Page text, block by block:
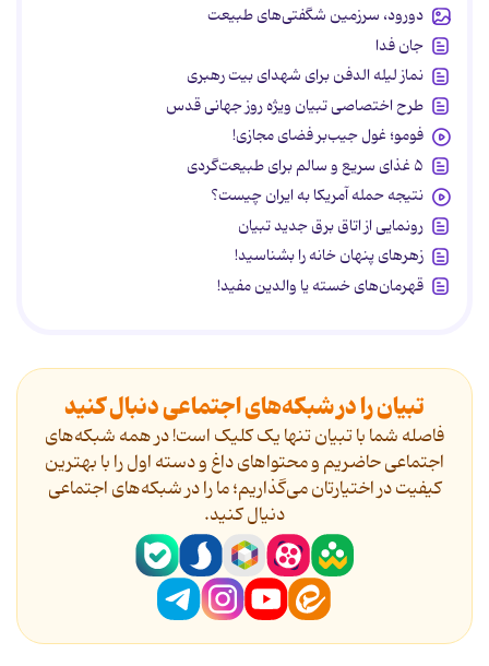
دورود، سرزمین شگفتی‌های طبیعت
جان فدا
نماز لیله الدفن برای شهدای بیت رهبری
طرح اختصاصی تبیان ویژه روز جهانی قدس
فومو؛ غول جیب‌بر فضای مجازی!
۵ غذای سریع و سالم برای طبیعت‌گردی
نتیجه حمله آمریکا به ایران چیست؟
رونمایی از اتاق برق جدید تبیان
زهرهای پنهان خانه را بشناسید!
قهرمان‌های خسته یا والدین مفید!
تبیان را در شبکه‌های اجتماعی دنبال کنید
فاصله شما با تبیان تنها یک کلیک است! در همه شبکه‌های
اجتماعی حاضریم و محتواهای داغ و دسته اول را با بهترین
کیفیت در اختیارتان می‌گذاریم؛ ما را در شبکه‌های اجتماعی
دنیال کنید.